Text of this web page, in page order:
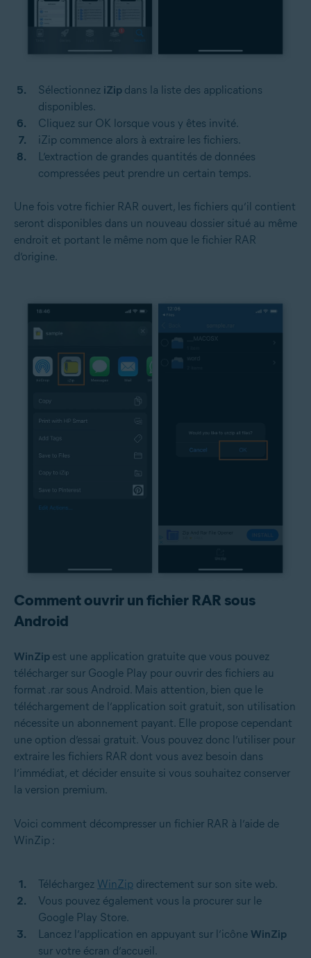
Sélectionnez iZip dans la liste des applications
disponibles.
Cliquez sur OK lorsque vous y êtes invité.
iZip commence alors à extraire les fichiers.
L’extraction de grandes quantités de données
compressées peut prendre un certain temps.
Une fois votre fichier RAR ouvert, les fichiers qu’il contient
seront disponibles dans un nouveau dossier situé au même
endroit et portant le même nom que le fichier RAR
d’origine.
Comment ouvrir un fichier RAR sous
Android
WinZip est une application gratuite que vous pouvez
télécharger sur Google Play pour ouvrir des fichiers au
format .rar sous Android. Mais attention, bien que le
téléchargement de l’application soit gratuit, son utilisation
nécessite un abonnement payant. Elle propose cependant
une option d’essai gratuit. Vous pouvez donc l’utiliser pour
extraire les fichiers RAR dont vous avez besoin dans
l’immédiat, et décider ensuite si vous souhaitez conserver
la version premium.
Voici comment décompresser un fichier RAR à l’aide de
WinZip :
Téléchargez WinZip directement sur son site web.
Vous pouvez également vous la procurer sur le
Google Play Store.
Lancez l’application en appuyant sur l’icône WinZip
sur votre écran d’accueil.